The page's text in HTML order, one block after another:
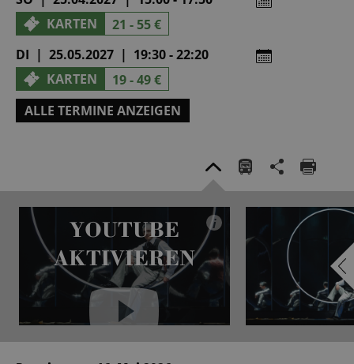
KARTEN
21 - 55 €
DI | 25.05.2027 | 19:30 - 22:20
KARTEN
19 - 49 €
ALLE TERMINE ANZEIGEN
YOUTUBE
AKTIVIEREN
i